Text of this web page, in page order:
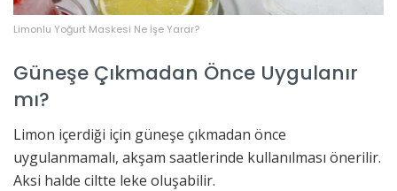
Limonlu Yoğurt Maskesi Ne İşe Yarar?
Güneşe Çıkmadan Önce Uygulanır
mı?
Limon içerdiği için güneşe çıkmadan önce
uygulanmamalı, akşam saatlerinde kullanılması önerilir.
Aksi halde ciltte leke oluşabilir.